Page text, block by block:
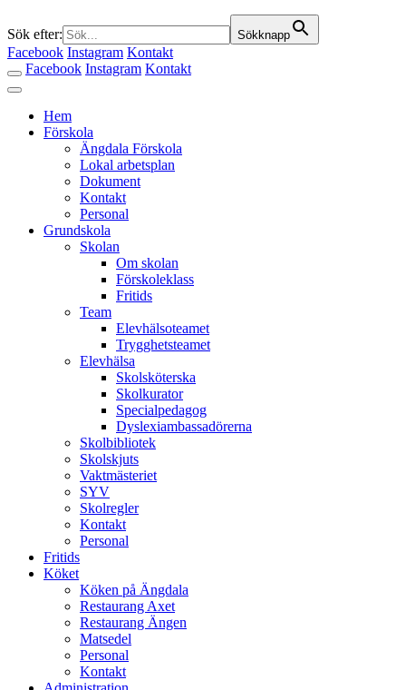
Sök efter: Sökknapp
Facebook Instagram Kontakt
Facebook Instagram Kontakt
Hem
Förskola
Ängdala Förskola
Lokal arbetsplan
Dokument
Kontakt
Personal
Grundskola
Skolan
Om skolan
Förskoleklass
Fritids
Team
Elevhälsoteamet
Trygghetsteamet
Elevhälsa
Skolsköterska
Skolkurator
Specialpedagog
Dyslexiambassadörerna
Skolbibliotek
Skolskjuts
Vaktmästeriet
SYV
Skolregler
Kontakt
Personal
Fritids
Köket
Köken på Ängdala
Restaurang Axet
Restaurang Ängen
Matsedel
Personal
Kontakt